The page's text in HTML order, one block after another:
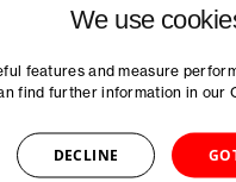
: des plans à
We use
features and measure
find further information in our
DECLINE